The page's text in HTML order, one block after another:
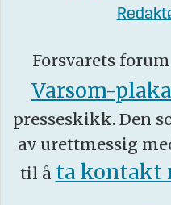
Forsvarets
Varsom-
presseskikk. Den
av urettmessig
til å ta kontakt